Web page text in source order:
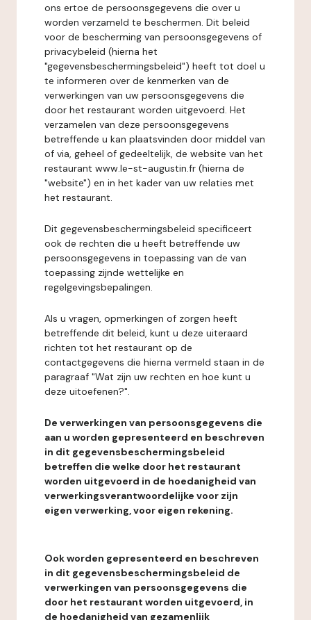
ons ertoe de persoonsgegevens die over u
worden verzameld te beschermen. Dit beleid
voor de bescherming van persoonsgegevens of
privacybeleid (hierna het
"gegevensbeschermingsbeleid") heeft tot doel u
te informeren over de kenmerken van de
verwerkingen van uw persoonsgegevens die
door het restaurant worden uitgevoerd. Het
verzamelen van deze persoonsgegevens
betreffende u kan plaatsvinden door middel van
of via, geheel of gedeeltelijk, de website van het
restaurant www.le-st-augustin.fr (hierna de
"website") en in het kader van uw relaties met
het restaurant.
Dit gegevensbeschermingsbeleid specificeert
ook de rechten die u heeft betreffende uw
persoonsgegevens in toepassing van de van
toepassing zijnde wettelijke en
regelgevingsbepalingen.
Als u vragen, opmerkingen of zorgen heeft
betreffende dit beleid, kunt u deze uiteraard
richten tot het restaurant op de
contactgegevens die hierna vermeld staan in de
paragraaf "Wat zijn uw rechten en hoe kunt u
deze uitoefenen?".
De verwerkingen van persoonsgegevens die
aan u worden gepresenteerd en beschreven
in dit gegevensbeschermingsbeleid
betreffen die welke door het restaurant
worden uitgevoerd in de hoedanigheid van
verwerkingsverantwoordelijke voor zijn
eigen verwerking, voor eigen rekening.
Ook worden gepresenteerd en beschreven
in dit gegevensbeschermingsbeleid de
verwerkingen van persoonsgegevens die
door het restaurant worden uitgevoerd, in
de hoedanigheid van gezamenlijk